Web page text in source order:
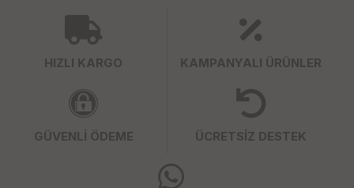
HIZLI KARGO KAMPANYALI ÜRÜNLER
GÜVENLİ ÖDEME ÜCRETSİZ DESTEK